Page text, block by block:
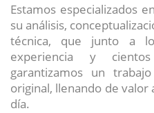
Estamos especializados
su análisis,
técnica, que junto a
experiencia y
garantizamos un
original, llenando de
día.